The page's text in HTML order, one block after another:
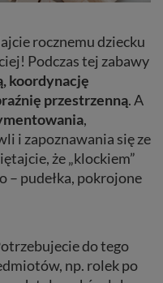
rocznemu dziecku
Podczas tej zabawy
koordynację
przestrzenną. A
,
i zapoznawania się ze
że „klockiem”
– pudełka, pokrojone
do tego
np. rolek po